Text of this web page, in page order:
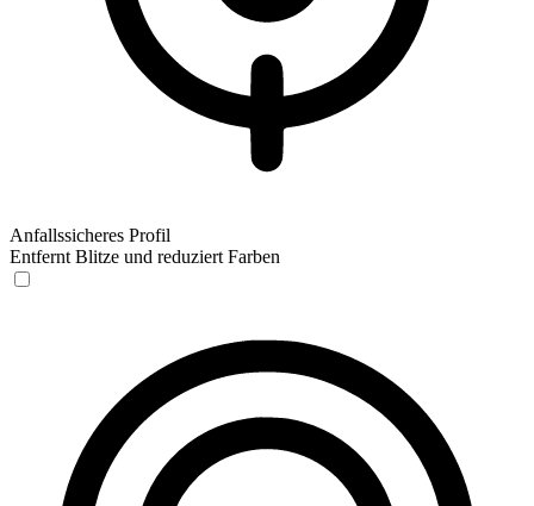
Anfallssicheres Profil
Entfernt Blitze und reduziert Farben